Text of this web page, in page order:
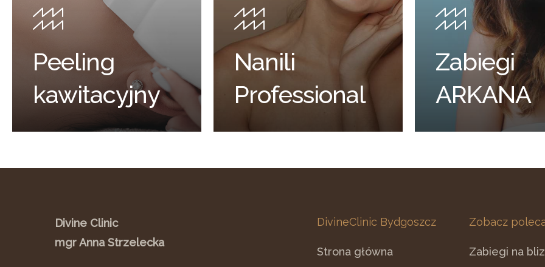
Peeling
kawitacyjny
Nanili
Professional
Zabiegi
ARKANA
Divine Clinic
mgr Anna Strzelecka
DivineClinic Bydgoszcz
Strona główna
Zobacz
Zabiegi na